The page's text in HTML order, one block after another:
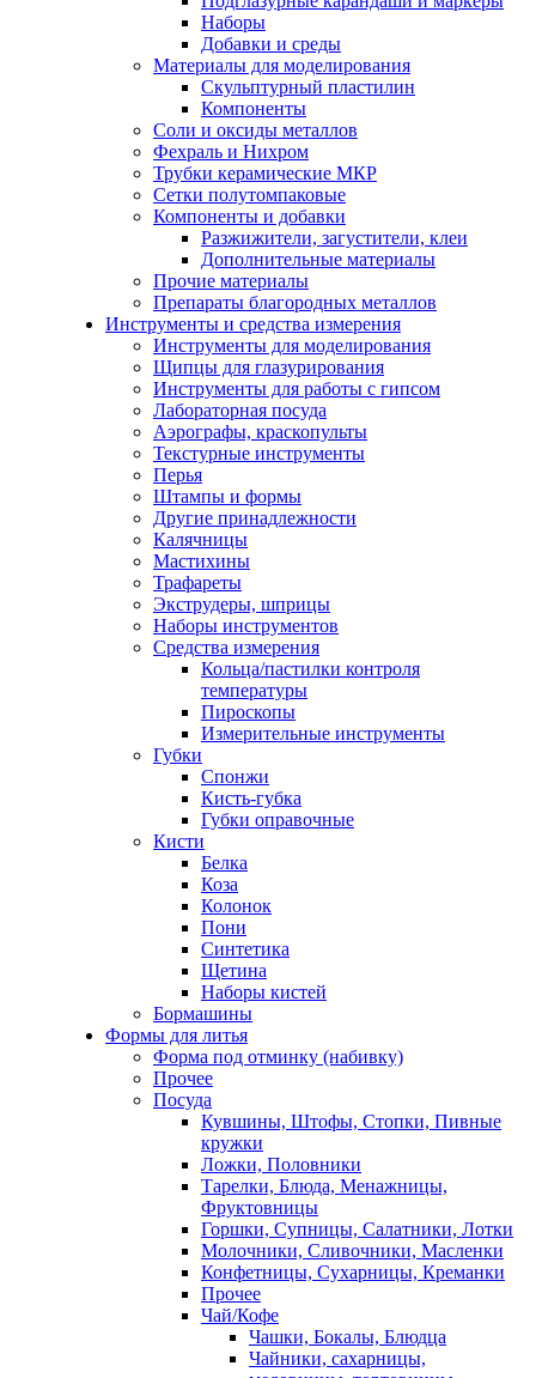
Наборы
Добавки и среды
Материалы для моделирования
Скульптурный пластилин
Компоненты
Соли и оксиды металлов
Фехраль и Нихром
Трубки керамические МКР
Сетки полутомпаковые
Компоненты и добавки
Разжижители, загустители, клеи
Дополнительные материалы
Прочие материалы
Препараты благородных металлов
Инструменты и средства измерения
Инструменты для моделирования
Щипцы для глазурирования
Инструменты для работы с гипсом
Лабораторная посуда
Аэрографы, краскопульты
Текстурные инструменты
Перья
Штампы и формы
Другие принадлежности
Калячницы
Мастихины
Трафареты
Экструдеры, шприцы
Наборы инструментов
Средства измерения
Кольца/пастилки контроля
температуры
Пироскопы
Измерительные инструменты
Губки
Спонжи
Кисть-губка
Губки оправочные
Кисти
Белка
Коза
Колонок
Пони
Синтетика
Щетина
Наборы кистей
Бормашины
Формы для литья
Форма под отминку (набивку)
Прочее
Посуда
Кувшины, Штофы, Стопки, Пивные
кружки
Ложки, Половники
Тарелки, Блюда, Менажницы,
Фруктовницы
Горшки, Супницы, Салатники, Лотки
Молочники, Сливочники, Масленки
Конфетницы, Сухарницы, Креманки
Прочее
Чай/Кофе
Чашки, Бокалы, Блюдца
Чайники, сахарницы,